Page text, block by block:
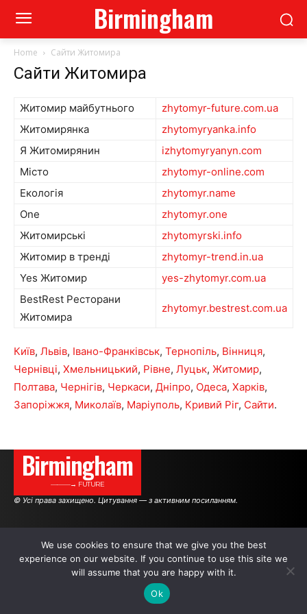
Birmingham
Home Сайти Житомира
Сайти Житомира
Житомир майбутнього
zhytomyr-future.com.ua
Житомирянка
zhytomyryanka.info
Я Житомирянин
izhytomyryanyn.com
Місто
zhytomyr-online.com
Екологія
zhytomyr.name
One
zhytomyr.one
Житомирські
zhytomyrski.info
Житомир в тренді
zhytomyr-trend.in.ua
Yes Житомир
yes-zhytomyr.com.ua
BestRest Ресторани
Житомира
zhytomyr.bestrest.com.ua
Київ, Львів, Івано-Франківськ, Тернопіль, Вінниця,
Чернівці, Хмельницький, Рівне, Луцьк, Житомир,
Полтава, Чернігів, Черкаси, Дніпро, Одеса, Харків,
Запоріжжя, Миколаїв, Маріуполь, Кривий Ріг, Сайти.
Birmingham
———→ FUTURE
© Усі права захищено. Цитування — з активним посиланням.
АВТОРИ РЕКЛАМА НА САЙТІ
We use cookies to ensure that we give you the best
experience on our website. If you continue to use this site we
will assume that you are happy with it.
Ok